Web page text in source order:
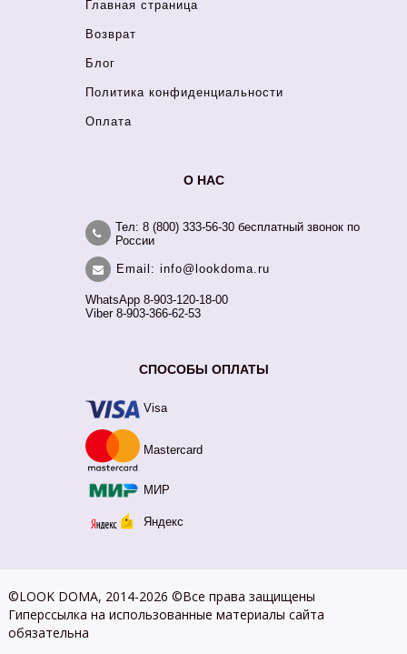
Главная страница
Возврат
Блог
Политика конфиденциальности
Оплата
О НАС
Тел: 8 (800) 333-56-30 бесплатный звонок по
России
Email: info@lookdoma.ru
WhatsApp 8-903-120-18-00
Viber 8-903-366-62-53
СПОСОБЫ ОПЛАТЫ
Visa
Mastercard
МИР
Яндекс
©LOOK DOMA, 2014-2026 ©Все права защищены
Гиперссылка на использованные материалы сайта
обязательна